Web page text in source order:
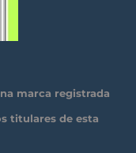
marca registrada
titulares de esta